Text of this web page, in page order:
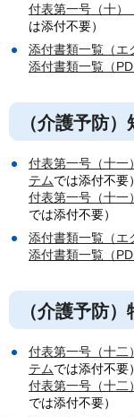
付表第一号（十）
は添付不要）
添付書類一覧（エ
添付書類一覧（
（介護予防
付表第一号（十一
テムでは添付不要）
付表第一号（十一
では添付不要）
添付書類一覧（エ
添付書類一覧（
（介護予防
付表第一号（十二
テムでは添付不要）
付表第一号（十二
では添付不要）